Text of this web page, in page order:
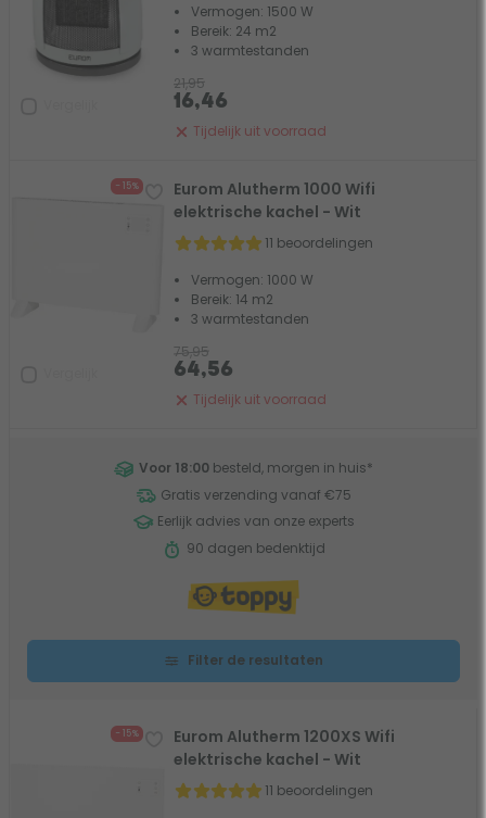
Vermogen: 1500 W
Bereik: 24 m2
3 warmtestanden
Tijdelijk uit voorraad
21,95
16,46
- 15%
Eurom Alutherm 1000 Wifi
elektrische kachel - Wit
11 beoordelingen
Vermogen: 1000 W
Bereik: 14 m2
3 warmtestanden
Tijdelijk uit voorraad
75,95
64,56
Voor 18:00 besteld, morgen in huis*
Gratis verzending vanaf €75
Eerlijk advies van onze experts
90 dagen bedenktijd
Filter de resultaten
- 15%
Eurom Alutherm 1200XS Wifi
elektrische kachel - Wit
11 beoordelingen